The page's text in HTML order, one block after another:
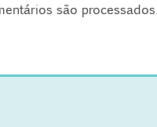
são processados.